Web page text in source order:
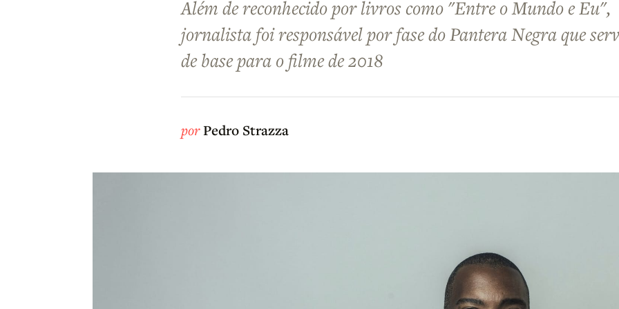
Além de reconhecido por livros como "Entre o Mundo e Eu",
jornalista foi responsável por fase do Pantera Negra que
de base para o filme de 2018
porPedro Strazza